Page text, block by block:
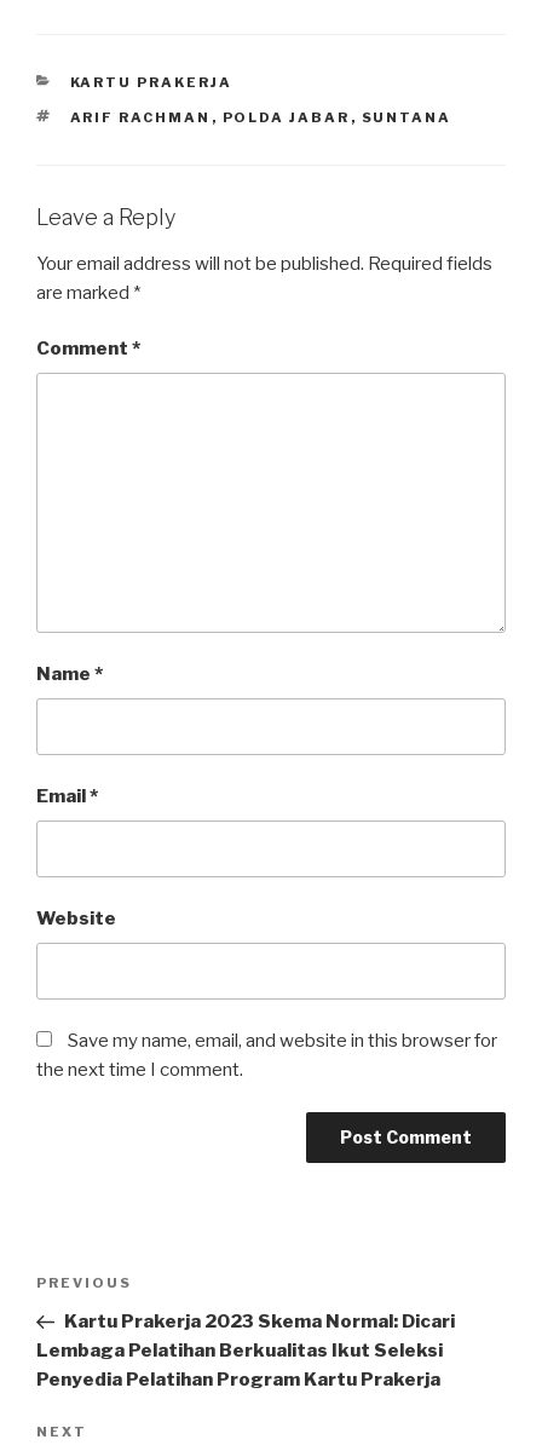
CATEGORIES
KARTU PRAKERJA
TAGS
ARIF RACHMAN , POLDA JABAR , SUNTANA
Leave a Reply
Your email address will not be published. Required fields
are marked *
Comment *
Name *
Email *
Website
Save my name, email, and website in this browser for
the next time I comment.
Previous
Post
PREVIOUS
Kartu Prakerja 2023 Skema Normal: Dicari
Lembaga Pelatihan Berkualitas Ikut Seleksi
Penyedia Pelatihan Program Kartu Prakerja
Next
NEXT